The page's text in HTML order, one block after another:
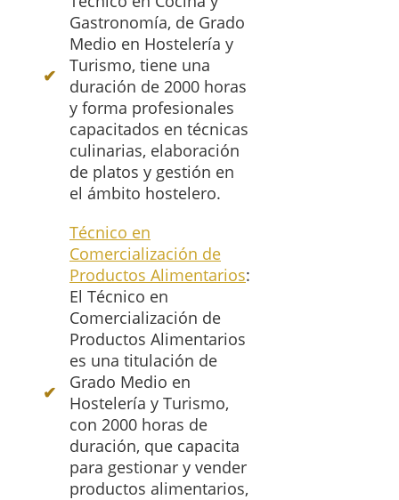
Gastronomía, de Grado
Medio en Hostelería y
Turismo, tiene una
duración de 2000 horas
y forma profesionales
capacitados en técnicas
culinarias, elaboración
de platos y gestión en
el ámbito hostelero.
Técnico en
Comercialización de
Productos Alimentarios:
El Técnico en
Comercialización de
Productos Alimentarios
es una titulación de
Grado Medio en
Hostelería y Turismo,
con 2000 horas de
duración, que capacita
para gestionar y vender
productos alimentarios,